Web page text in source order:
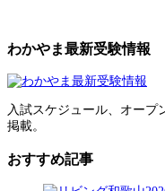
わかやま最新受験情報
入試スケジュール、オープ
掲載。
おすすめ記事